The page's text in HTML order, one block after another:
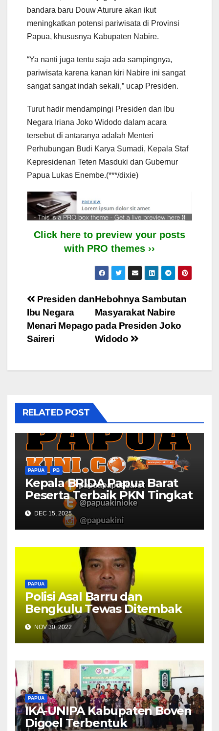
bandara baru Douw Aturure akan ikut
meningkatkan potensi pariwisata di Provinsi
Papua, khususnya Kabupaten Nabire.
“Ya nanti juga tentu saja ada sampingnya,
pariwisata karena kanan kiri Nabire ini sangat
sangat sangat indah sekali,” ucap Presiden.
Turut hadir mendampingi Presiden dan Ibu
Negara Iriana Joko Widodo dalam acara
tersebut di antaranya adalah Menteri
Perhubungan Budi Karya Sumadi, Kepala Staf
Kepresidenan Teten Masduki dan Gubernur
Papua Lukas Enembe.(***/dixie)
Click here to preview your posts
with PRO themes ››
Post
navigation
Hebohnya Sambutan
Masyarakat Nabire
pada Presiden Joko
Widodo
Presiden dan
Ibu Negara
Menari Mepago
Saireri
RELATED POST
PAPUA PB
Kepala BRIDA Papua Barat
Peserta Terbaik PKN Tingkat
II Angkatan XXX 2025 Papua
DEC 15, 2025
PAPUA
Polisi Asal Barru dan
Bengkulu Tewas Ditembak
OTK dan KKB di Yahukimo
Papua Pegunungan
NOV 30, 2022
PAPUA
IKA-UNIPA Kabupaten Boven
Digoel Terbentuk